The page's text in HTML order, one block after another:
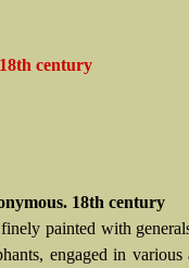
century
18th century
painted with
engaged in various